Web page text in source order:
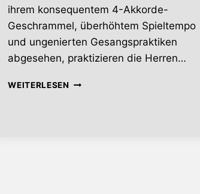
ihrem konsequentem 4-Akkorde-
Geschrammel, überhöhtem Spieltempo
und ungenierten Gesangspraktiken
abgesehen, praktizieren die Herren…
WEITERLESENNOTGEMEINSCHAFT